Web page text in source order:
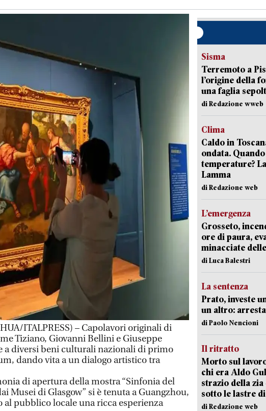
ITALPRESS) – Capolavori originali di
Tiziano, Giovanni Bellini e Giuseppe
a diversi beni culturali nazionali di primo
dando vita a un dialogo artistico tra
di apertura della mostra “Sinfonia del
Musei di Glasgow” si è tenuta a Guangzhou,
pubblico locale una ricca esperienza
Sisma
Terremoto a
l’origine della
una faglia
di Redazione wweb
Clima
Caldo in
ondata.
temperature?
Lamma
di Redazione web
L’emergenza
Grosseto,
ore di paura,
minacciate
di Luca Balestri
La sentenza
Prato, investe
un altro:
di Paolo Nencioni
Il ritratto
Morto sul
chi era Aldo
strazio della zia
sotto le lastre
di Redazione web